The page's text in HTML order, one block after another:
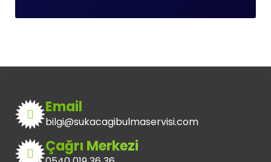
Email
bilgi@sukacagibulmaservisi.com
Çağrı Merkezi